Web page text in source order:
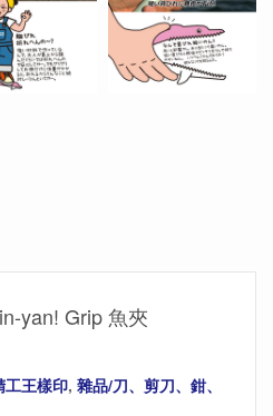
yan! Grip 魚夾
工王樣印, 雜品/刀、剪刀、鉗、